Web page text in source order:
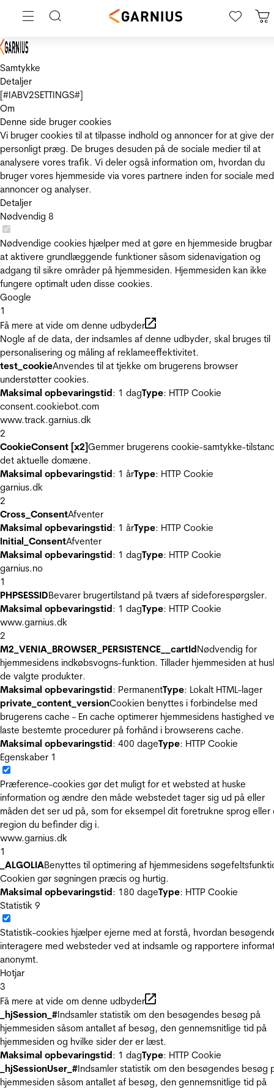
Samtykke
Detaljer
[#IABV2SETTINGS#]
Om
Denne side bruger cookies
Vi bruger cookies til at tilpasse indhold og annoncer for at give
personligt præg. De bruges desuden på de sociale medier til at
analysere vores trafik. Vi deler også information om, hvordan du
bruger vores hjemmeside via vores partnere inden for sociale
annoncer og analyser.
Detaljer
Nødvendig 8
Nødvendige cookies hjælper med at gøre en hjemmeside
at aktivere grundlæggende funktioner såsom sidenavigation og
adgang til sikre områder på hjemmesiden. Hjemmesiden kan ikke
fungere optimalt uden disse cookies.
Google
1
Få mere at vide om denne udbyder
Nogle af de data, der indsamles af denne udbyder, skal bruges til
personalisering og måling af reklameeffektivitet.
test_cookieAnvendes til at tjekke om brugerens browser
understøtter cookies.
Maksimal opbevaringstid: 1 dagType: HTTP Cookie
consent.cookiebot.com
www.track.garnius.dk
2
CookieConsent [x2]Gemmer brugerens cookie-samtykke-
det aktuelle domæne.
Maksimal opbevaringstid: 1 årType: HTTP Cookie
garnius.dk
2
Cross_ConsentAfventer
Maksimal opbevaringstid: 1 årType: HTTP Cookie
Initial_ConsentAfventer
Maksimal opbevaringstid: 1 dagType: HTTP Cookie
garnius.no
1
PHPSESSIDBevarer brugertilstand på tværs af sideforespørgsler.
Maksimal opbevaringstid: 1 dagType: HTTP Cookie
www.garnius.dk
2
M2_VENIA_BROWSER_PERSISTENCE__cartIdNødvendig for
hjemmesidens indkøbsvogns-funktion. Tillader hjemmesiden at
de valgte produkter.
Maksimal opbevaringstid: PermanentType: Lokalt HTML-lager
private_content_versionCookien benyttes i forbindelse med
brugerens cache - En cache optimerer hjemmesidens hastighed
laste bestemte procedurer på forhånd i browserens cache.
Maksimal opbevaringstid: 400 dageType: HTTP Cookie
Egenskaber 1
Præference-cookies gør det muligt for et websted at huske
information og ændre den måde webstedet tager sig ud på eller
måden det ser ud på, som for eksempel dit foretrukne sprog eller
region du befinder dig i.
www.garnius.dk
1
_ALGOLIABenyttes til optimering af hjemmesidens
Cookien gør søgningen præcis og hurtig.
Maksimal opbevaringstid: 180 dageType: HTTP Cookie
Statistik 9
Statistik-cookies hjælper ejerne med at forstå, hvordan
interagere med websteder ved at indsamle og rapportere
anonymt.
Hotjar
3
Få mere at vide om denne udbyder
_hjSession_#Indsamler statistik om den besøgendes besøg på
hjemmesiden såsom antallet af besøg, den gennemsnitlige tid på
hjemmesiden og hvilke sider der er læst.
Maksimal opbevaringstid: 1 dagType: HTTP Cookie
_hjSessionUser_#Indsamler statistik om den besøgendes besøg
hjemmesiden såsom antallet af besøg, den gennemsnitlige tid på